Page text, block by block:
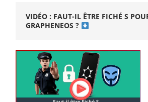
VIDÉO : FAUT-IL ÊTRE FICHÉ S
GRAPHENEOS ?